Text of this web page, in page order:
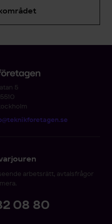
5
arbetsrätt, avtalsfrågor
08 80